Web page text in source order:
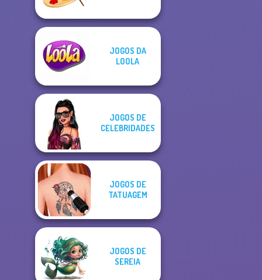
JOGOS DA
LOOLA
JOGOS DE
CELEBRIDADES
JOGOS DE
TATUAGEM
JOGOS DE
SEREIA